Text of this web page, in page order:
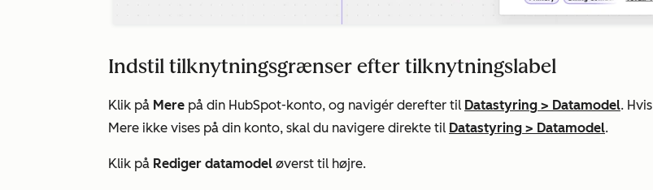
Indstil tilknytningsgrænser efter tilknytningslabel
Klik på Mere på din HubSpot-konto, og navigér derefter til Datastyring > Datamodel. Hvis
Mere ikke vises på din konto, skal du navigere direkte til Datastyring > Datamodel.
Klik på Rediger datamodel øverst til højre.